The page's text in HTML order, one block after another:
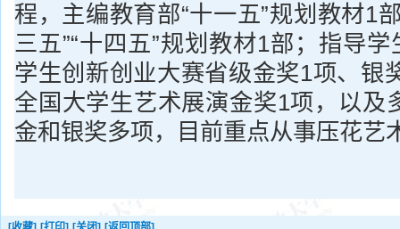
程，主编教育部“十一五”规划教材1
三五”“十四五”规划教材1部；指导学
学生创新创业大赛省级金奖1项、银
全国大学生艺术展演金奖1项，以及
金和银奖多项，目前重点从事压花艺